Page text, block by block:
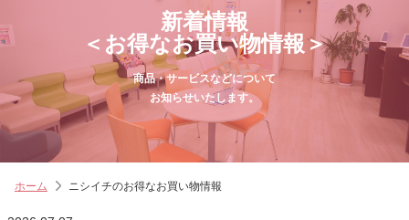
新着情報
＜お得なお買い物情報＞
商品・サービスなどについて
お知らせいたします。
ホーム ニシイチのお得なお買い物情報